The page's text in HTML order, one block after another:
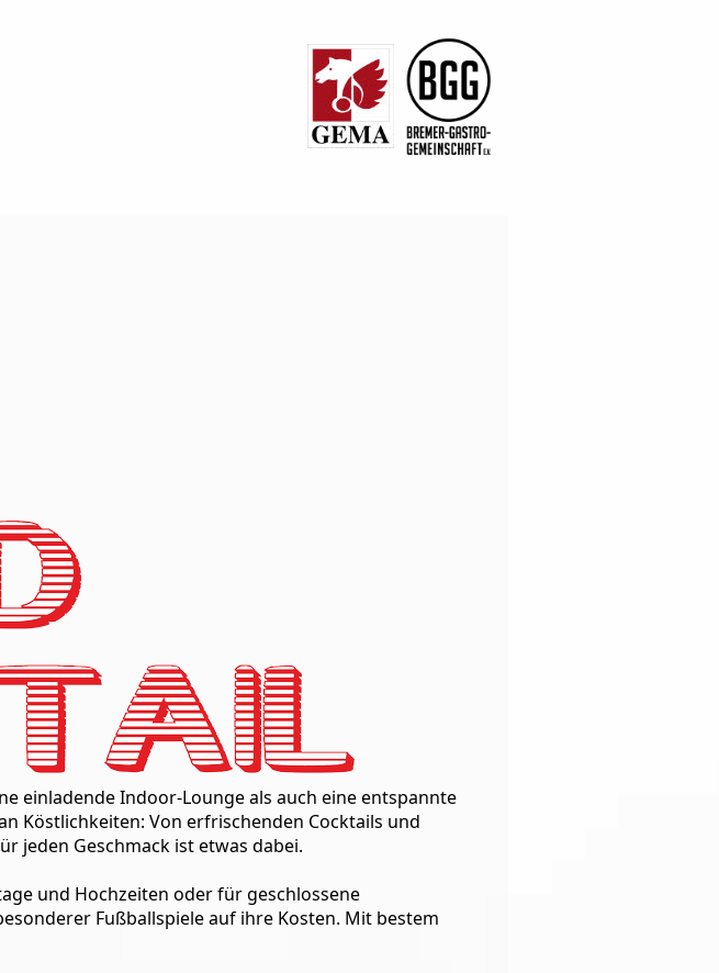
einladende Indoor-Lounge als auch eine entspannte
Köstlichkeiten: Von erfrischenden Cocktails und
jeden Geschmack ist etwas dabei.
und Hochzeiten oder für geschlossene
Fußballspiele auf ihre Kosten. Mit bestem